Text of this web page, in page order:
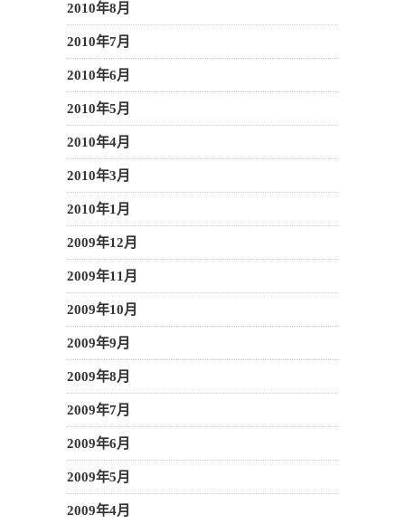
2010年8月
2010年7月
2010年6月
2010年5月
2010年4月
2010年3月
2010年1月
2009年12月
2009年11月
2009年10月
2009年9月
2009年8月
2009年7月
2009年6月
2009年5月
2009年4月